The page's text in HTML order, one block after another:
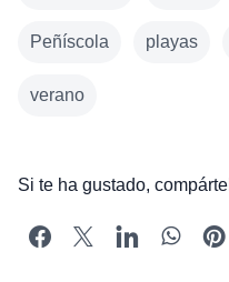
Peñíscola playas
verano
Si te ha gustado,